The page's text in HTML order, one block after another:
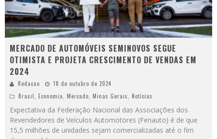
MERCADO DE AUTOMÓVEIS SEMINOVOS SEGUE
OTIMISTA E PROJETA CRESCIMENTO DE VENDAS EM
2024
Redacao
18 de outubro de 2024
Brasil
Economia Mercado Minas Gerais Notícias
Expectativa da Federação Nacional das Associações dos
Revendedores de Veículos Automotores (Fenauto) é de que
15,5 milhões de unidades sejam comercializadas até o fim